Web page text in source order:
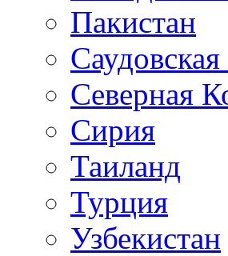
Пакистан
Северная
Сирия
Таиланд
Турция
Узбекистан